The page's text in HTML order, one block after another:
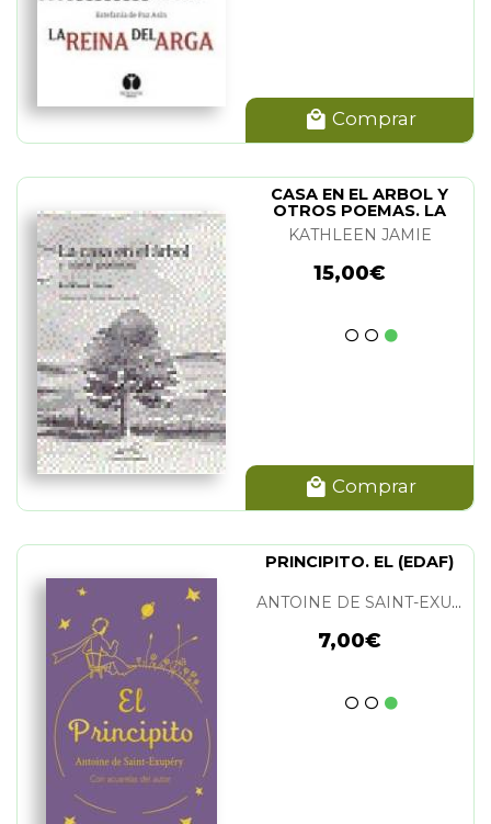
Comprar
CASA EN EL ARBOL Y
OTROS POEMAS. LA
KATHLEEN JAMIE
15,00€
Comprar
PRINCIPITO. EL (EDAF)
ANTOINE DE SAINT-EXUPERY
7,00€